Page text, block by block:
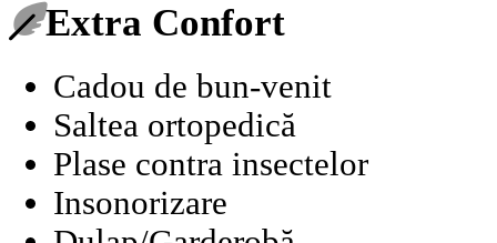
Extra Confort
Cadou de bun-venit
Saltea ortopedică
Plase contra insectelor
Insonorizare